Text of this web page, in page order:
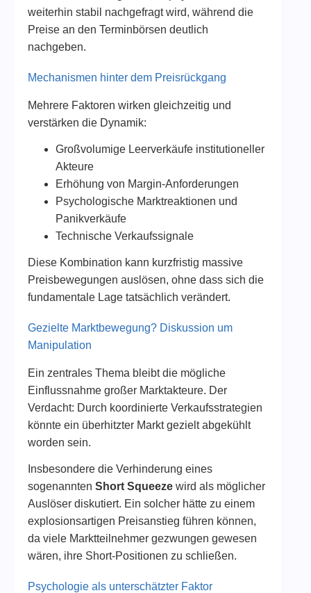
weiterhin stabil nachgefragt wird, während die
Preise an den Terminbörsen deutlich
nachgeben.
Mechanismen hinter dem Preisrückgang
Mehrere Faktoren wirken gleichzeitig und
verstärken die Dynamik:
Großvolumige Leerverkäufe institutioneller
Akteure
Erhöhung von Margin-Anforderungen
Psychologische Marktreaktionen und
Panikverkäufe
Technische Verkaufssignale
Diese Kombination kann kurzfristig massive
Preisbewegungen auslösen, ohne dass sich die
fundamentale Lage tatsächlich verändert.
Gezielte Marktbewegung? Diskussion um
Manipulation
Ein zentrales Thema bleibt die mögliche
Einflussnahme großer Marktakteure. Der
Verdacht: Durch koordinierte Verkaufsstrategien
könnte ein überhitzter Markt gezielt abgekühlt
worden sein.
Insbesondere die Verhinderung eines
sogenannten Short Squeeze wird als möglicher
Auslöser diskutiert. Ein solcher hätte zu einem
explosionsartigen Preisanstieg führen können,
da viele Marktteilnehmer gezwungen gewesen
wären, ihre Short-Positionen zu schließen.
Psychologie als unterschätzter Faktor